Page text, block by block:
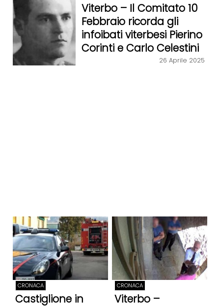
Viterbo – Il Comitato 10
Febbraio ricorda gli
infoibati viterbesi Pierino
Corinti e Carlo Celestini
26 Aprile 2025
CRONACA
Castiglione in
CRONACA
Viterbo –